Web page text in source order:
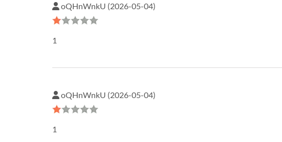
oQHnWnkU (2026-05-04)
1
oQHnWnkU (2026-05-04)
1